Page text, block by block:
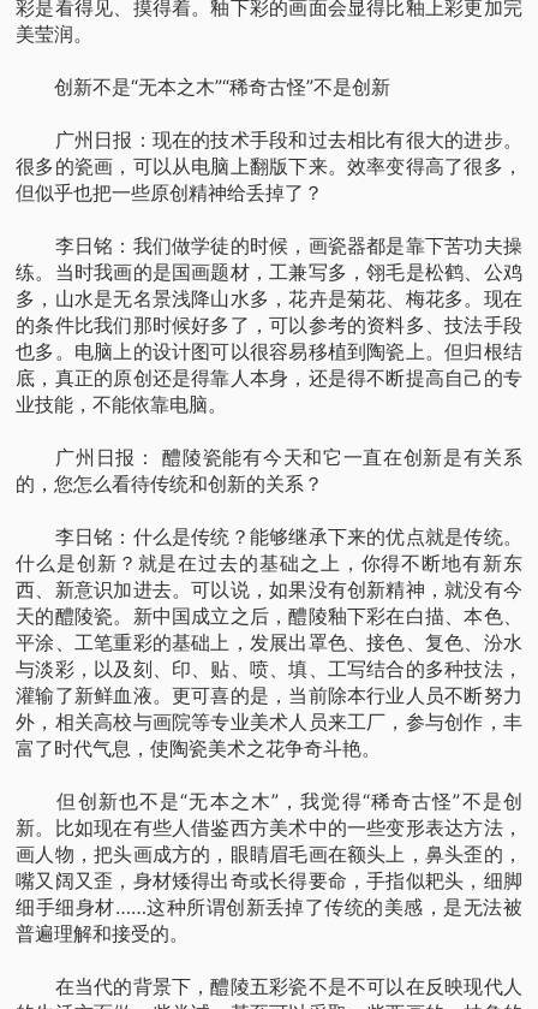
彩是看得见、摸得着。釉下彩的画面会显得比釉上彩更加完
美莹润。
创新不是“无本之木”“稀奇古怪”不是创新
广州日报：现在的技术手段和过去相比有很大的进步。
很多的瓷画，可以从电脑上翻版下来。效率变得高了很多，
但似乎也把一些原创精神给丢掉了？
李日铭：我们做学徒的时候，画瓷器都是靠下苦功夫操
练。当时我画的是国画题材，工兼写多，翎毛是松鹤、公鸡
多，山水是无名景浅降山水多，花卉是菊花、梅花多。现在
的条件比我们那时候好多了，可以参考的资料多、技法手段
也多。电脑上的设计图可以很容易移植到陶瓷上。但归根结
底，真正的原创还是得靠人本身，还是得不断提高自己的专
业技能，不能依靠电脑。
广州日报： 醴陵瓷能有今天和它一直在创新是有关系
的，您怎么看待传统和创新的关系？
李日铭：什么是传统？能够继承下来的优点就是传统。
什么是创新？就是在过去的基础之上，你得不断地有新东
西、新意识加进去。可以说，如果没有创新精神，就没有今
天的醴陵瓷。新中国成立之后，醴陵釉下彩在白描、本色、
平涂、工笔重彩的基础上，发展出罩色、接色、复色、汾水
与淡彩，以及刻、印、贴、喷、填、工写结合的多种技法，
灌输了新鲜血液。更可喜的是，当前除本行业人员不断努力
外，相关高校与画院等专业美术人员来工厂，参与创作，丰
富了时代气息，使陶瓷美术之花争奇斗艳。
但创新也不是“无本之木”，我觉得“稀奇古怪”不是创
新。比如现在有些人借鉴西方美术中的一些变形表达方法，
画人物，把头画成方的，眼睛眉毛画在额头上，鼻头歪的，
嘴又阔又歪，身材矮得出奇或长得要命，手指似耙头，细脚
细手细身材……这种所谓创新丢掉了传统的美感，是无法被
普遍理解和接受的。
在当代的背景下，醴陵五彩瓷不是不可以在反映现代人